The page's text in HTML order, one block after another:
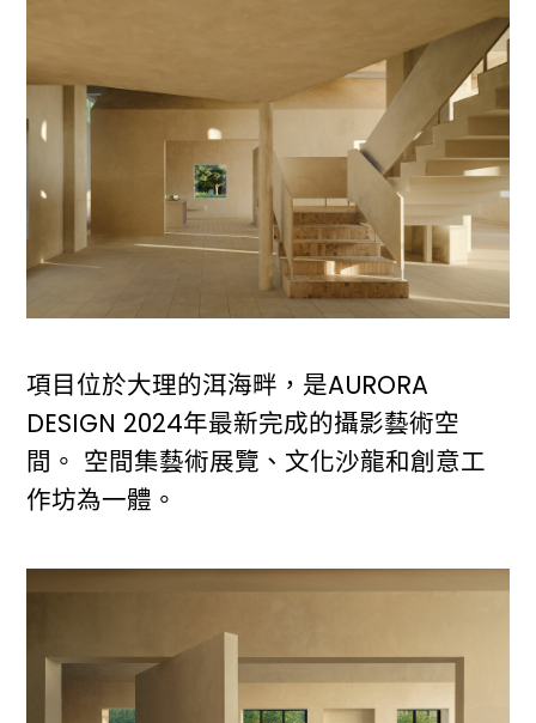
項目位於大理的洱海畔，是AURORA
DESIGN 2024年最新完成的攝影藝術空
間。 空間集藝術展覽、文化沙龍和創意工
作坊為一體。